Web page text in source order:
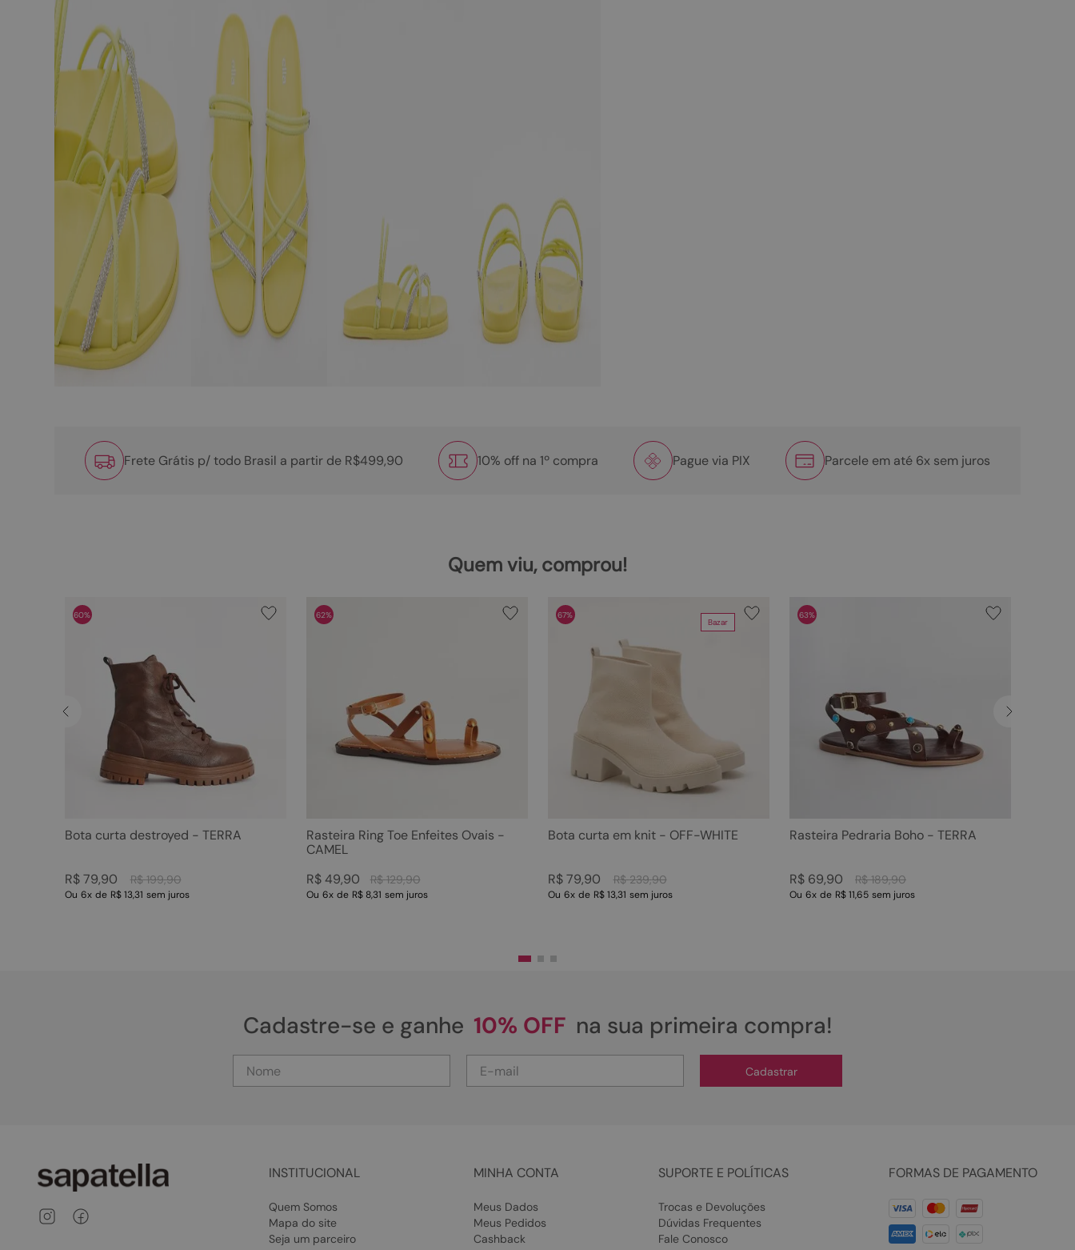
Frete Grátis p/ todo Brasil a partir de R$499,90 10% off na 1º compra Pague via PIX Parcele em até 6x sem juros
Quem viu, comprou!
60%
Bota curta destroyed - TERRA
R$ 199,90
R$ 79,90
Ou 6x de R$ 13,31 sem juros
62%
Rasteira Ring Toe Enfeites Ovais -
CAMEL
R$ 129,90
R$ 49,90
Ou 6x de R$ 8,31 sem juros
Bazar
67%
Bota curta em knit - OFF-WHITE
R$ 239,90
R$ 79,90
Ou 6x de R$ 13,31 sem juros
63%
Rasteira Pedraria Boho - TERRA
R$ 189,90
R$ 69,90
Ou 6x de R$ 11,65 sem juros
Cadastre-se e ganhe 10% OFF na sua primeira compra!
Cadastrar
INSTITUCIONAL
Quem Somos
Mapa do site
Seja um parceiro
MINHA CONTA
Meus Dados
Meus Pedidos
Cashback
SUPORTE E POLÍTICAS
Trocas e Devoluções
Dúvidas Frequentes
Fale Conosco
FORMAS DE PAGAMENTO